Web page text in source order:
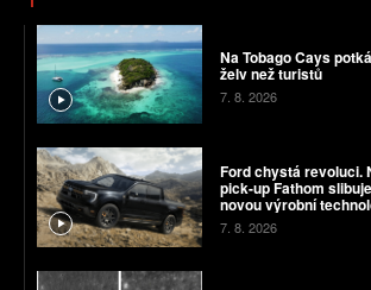
Na Tobago Cays
želv než turistů
7. 8. 2026
Ford chystá revoluci.
pick-up Fathom
novou výrobní
7. 8. 2026